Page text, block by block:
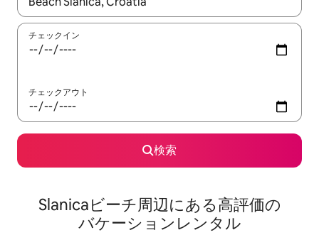
チェックイン
チェックアウト
検索
Slanicaビーチ⁠周⁠辺⁠に⁠あ⁠る高⁠評⁠価⁠の
バ⁠ケ⁠ー⁠シ⁠ョ⁠ン⁠レ⁠ン⁠タ⁠ル